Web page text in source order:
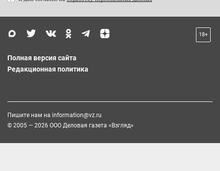
18+
Полная версия сайта
Редакционная политика
Пишите нам на information@vz.ru
© 2005 — 2026 ООО Деловая газета «Взгляд»